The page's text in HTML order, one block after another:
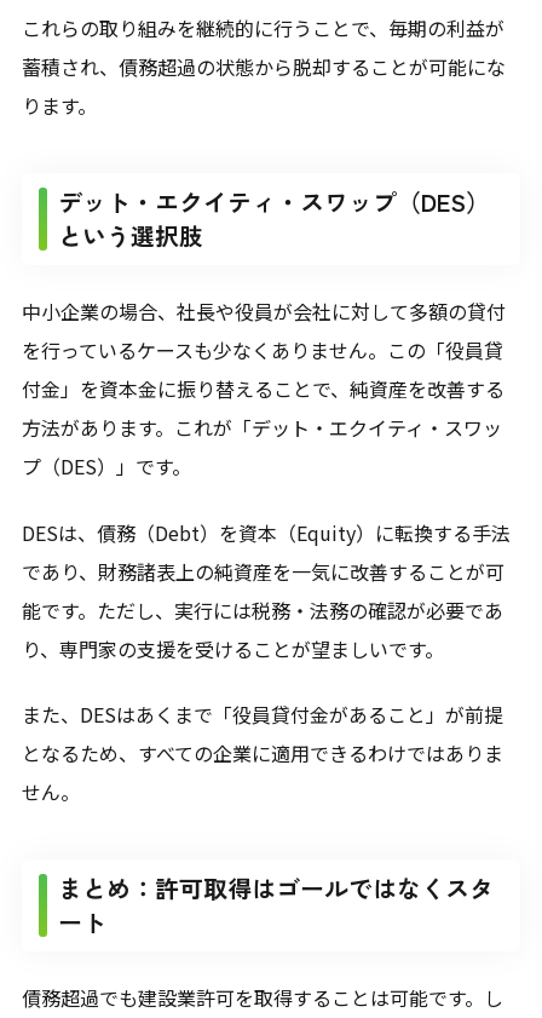
これらの取り組みを継続的に行うことで、毎期の利益が
蓄積され、債務超過の状態から脱却することが可能にな
ります。
デット・エクイティ・スワップ（DES）
という選択肢
中小企業の場合、社長や役員が会社に対して多額の貸付
を行っているケースも少なくありません。この「役員貸
付金」を資本金に振り替えることで、純資産を改善する
方法があります。これが「デット・エクイティ・スワッ
プ（DES）」です。
DESは、債務（Debt）を資本（Equity）に転換する手法
であり、財務諸表上の純資産を一気に改善することが可
能です。ただし、実行には税務・法務の確認が必要であ
り、専門家の支援を受けることが望ましいです。
また、DESはあくまで「役員貸付金があること」が前提
となるため、すべての企業に適用できるわけではありま
せん。
まとめ：許可取得はゴールではなくスタ
ート
債務超過でも建設業許可を取得することは可能です。し